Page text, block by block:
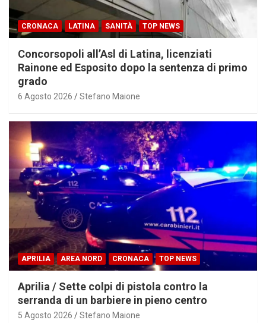
CRONACA LATINA SANITÀ TOP NEWS
Concorsopoli all’Asl di Latina, licenziati
Rainone ed Esposito dopo la sentenza di primo
grado
6 Agosto 2026 Stefano Maione
APRILIA AREA NORD CRONACA TOP NEWS
Aprilia / Sette colpi di pistola contro la
serranda di un barbiere in pieno centro
5 Agosto 2026 Stefano Maione